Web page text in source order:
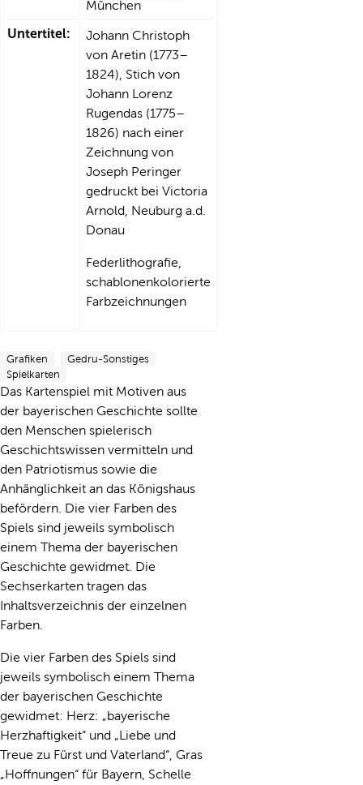
München
Untertitel:
Johann Christoph
von Aretin (1773–
1824), Stich von
Johann Lorenz
Rugendas (1775–
1826) nach einer
Zeichnung von
Joseph Peringer
gedruckt bei Victoria
Arnold, Neuburg a.d.
Donau
Federlithografie,
schablonenkolorierte
Farbzeichnungen
Grafiken
Gedru-Sonstiges
Spielkarten
Das Kartenspiel mit Motiven aus
der bayerischen Geschichte sollte
den Menschen spielerisch
Geschichtswissen vermitteln und
den Patriotismus sowie die
Anhänglichkeit an das Königshaus
befördern. Die vier Farben des
Spiels sind jeweils symbolisch
einem Thema der bayerischen
Geschichte gewidmet. Die
Sechserkarten tragen das
Inhaltsverzeichnis der einzelnen
Farben.
Die vier Farben des Spiels sind
jeweils symbolisch einem Thema
der bayerischen Geschichte
gewidmet: Herz: „bayerische
Herzhaftigkeit“ und „Liebe und
Treue zu Fürst und Vaterland“, Gras
„Hoffnungen“ für Bayern, Schelle